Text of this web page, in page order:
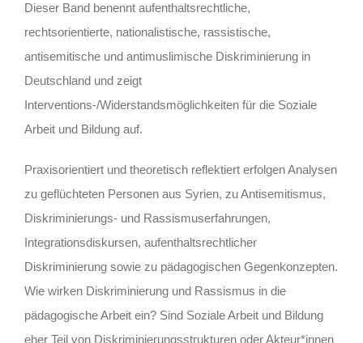
Dieser Band benennt aufenthaltsrechtliche,
rechtsorientierte, nationalistische, rassistische,
antisemitische und antimuslimische Diskriminierung in
Deutschland und zeigt
Interventions-/Widerstandsmöglichkeiten für die Soziale
Arbeit und Bildung auf.
Praxisorientiert und theoretisch reflektiert erfolgen Analysen
zu geflüchteten Personen aus Syrien, zu Antisemitismus,
Diskriminierungs- und Rassismuserfahrungen,
Integrationsdiskursen, aufenthaltsrechtlicher
Diskriminierung sowie zu pädagogischen Gegenkonzepten.
Wie wirken Diskriminierung und Rassismus in die
pädagogische Arbeit ein? Sind Soziale Arbeit und Bildung
eher Teil von Diskriminierungsstrukturen oder Akteur*innen